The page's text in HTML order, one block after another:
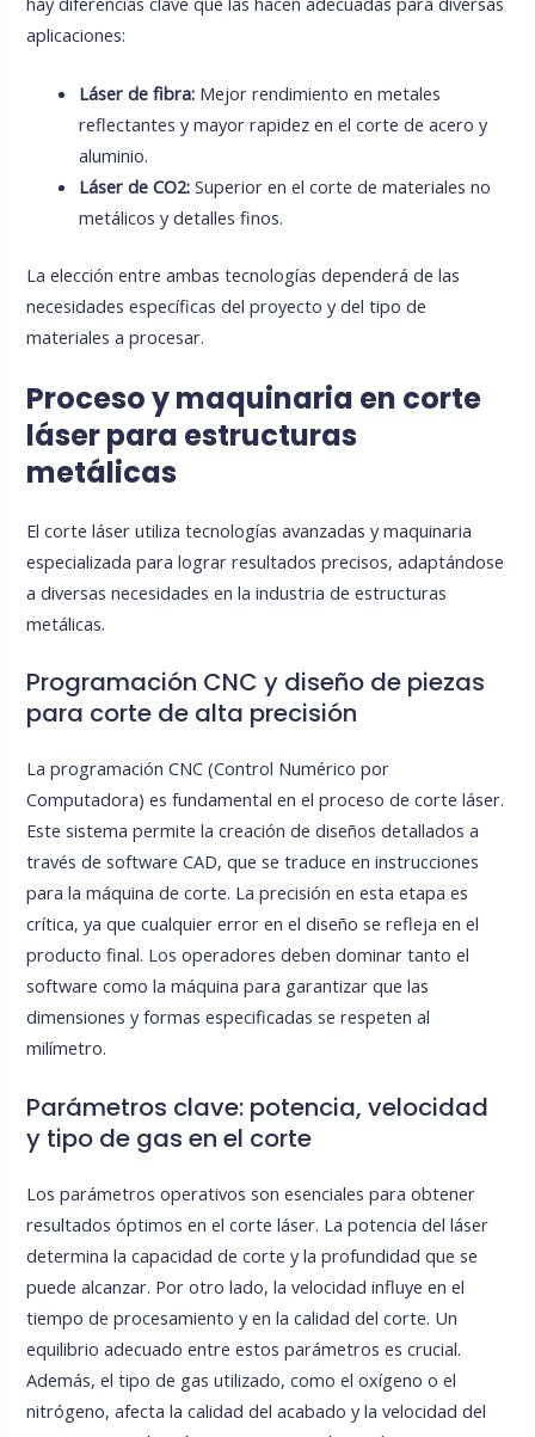
aplicaciones:
Láser de fibra: Mejor rendimiento en metales
reflectantes y mayor rapidez en el corte de acero y
aluminio.
Láser de CO2: Superior en el corte de materiales no
metálicos y detalles finos.
La elección entre ambas tecnologías dependerá de las
necesidades específicas del proyecto y del tipo de
materiales a procesar.
Proceso y maquinaria en corte
láser para estructuras
metálicas
El corte láser utiliza tecnologías avanzadas y maquinaria
especializada para lograr resultados precisos, adaptándose
a diversas necesidades en la industria de estructuras
metálicas.
Programación CNC y diseño de piezas
para corte de alta precisión
La programación CNC (Control Numérico por
Computadora) es fundamental en el proceso de corte láser.
Este sistema permite la creación de diseños detallados a
través de software CAD, que se traduce en instrucciones
para la máquina de corte. La precisión en esta etapa es
crítica, ya que cualquier error en el diseño se refleja en el
producto final. Los operadores deben dominar tanto el
software como la máquina para garantizar que las
dimensiones y formas especificadas se respeten al
milímetro.
Parámetros clave: potencia, velocidad
y tipo de gas en el corte
Los parámetros operativos son esenciales para obtener
resultados óptimos en el corte láser. La potencia del láser
determina la capacidad de corte y la profundidad que se
puede alcanzar. Por otro lado, la velocidad influye en el
tiempo de procesamiento y en la calidad del corte. Un
equilibrio adecuado entre estos parámetros es crucial.
Además, el tipo de gas utilizado, como el oxígeno o el
nitrógeno, afecta la calidad del acabado y la velocidad del